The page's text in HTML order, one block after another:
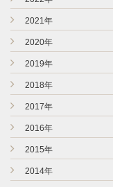
2021年
2020年
2019年
2018年
2017年
2016年
2015年
2014年